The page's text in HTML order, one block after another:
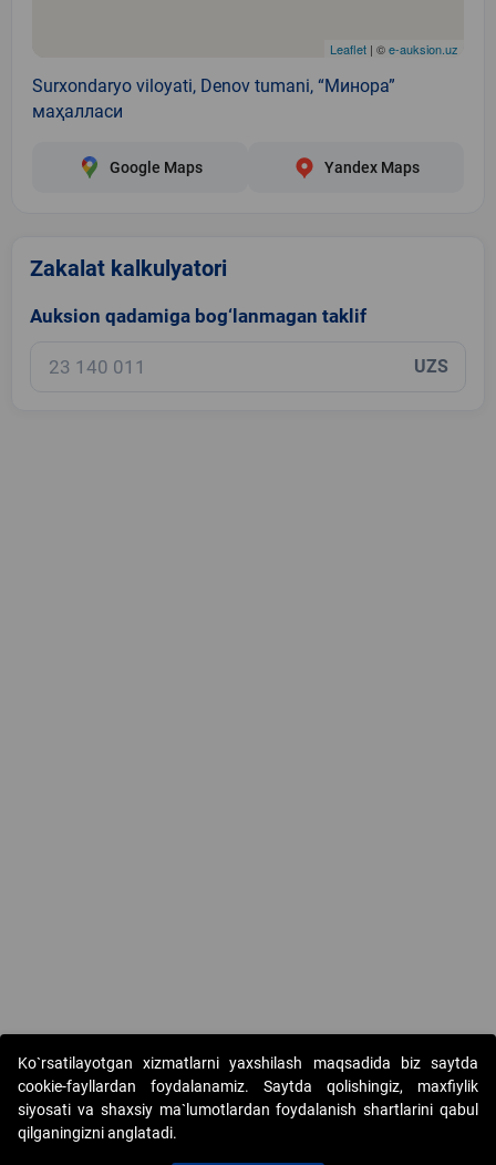
Leaflet | ©e-auksion.uz
Surxondaryo viloyati, Denov tumani, “Минора”
маҳалласи
Google Maps Yandex Maps
Zakalat kalkulyatori
Auksion qadamiga bog‘lanmagan taklif
UZS
Copyright © 2017-2026. "Elektron onlayn-auksionlarni
Ko`rsatilayotgan xizmatlarni yaxshilash maqsadida biz saytda
cookie-fayllardan foydalanamiz. Saytda qolishingiz, maxfiylik
siyosati va shaxsiy ma`lumotlardan foydalanish shartlarini qabul
qilganingizni anglatadi.